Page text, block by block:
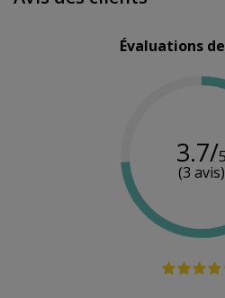
Évaluations
3.7/5
(3 avis)